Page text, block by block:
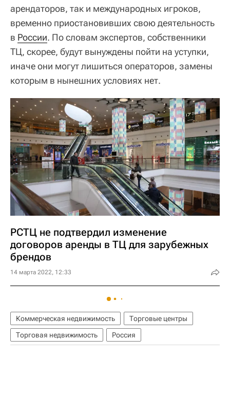
арендаторов, так и международных игроков,
временно приостановивших свою деятельность
в России. По словам экспертов, собственники
ТЦ, скорее, будут вынуждены пойти на уступки,
иначе они могут лишиться операторов, замены
которым в нынешних условиях нет.
РСТЦ не подтвердил изменение
договоров аренды в ТЦ для зарубежных
брендов
14 марта 2022, 12:33
Коммерческая недвижимость
Торговые центры
Торговая недвижимость
Россия